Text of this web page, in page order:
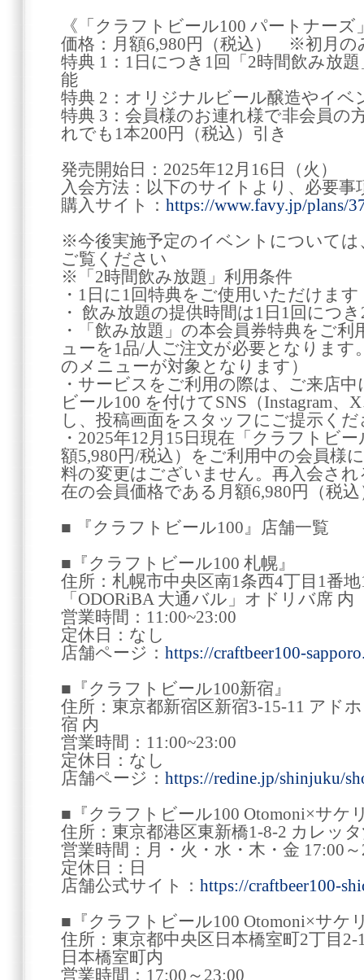
《「クラフトビール100 パートナーズ
価格：月額6,980円（税込） ※初月の
特典 1：1日につき1回「2時間飲み放
能
特典 2：オリジナルビール醸造やイベ
特典 3：会員様のお連れ様で非会員の
れでも1本200円（税込）引き
発売開始日：2025年12月16日（火）
入会方法：以下のサイトより、必要
購入サイト： https://www.favy.jp/plans/
※今後実施予定のイベントについて
ご覧ください
※「2時間飲み放題」利用条件
・1日に1回特典をご使用いただけます
・ 飲み放題の提供時間は1日1回につ
・「飲み放題」の本会員券特典をご
ューを1品/人ご注文が必要となります
のメニューが対象となります）
・サービスをご利用の際は、ご来店
ビール100 を付けてSNS（Instagram、
し、投稿画面をスタッフにご提示くだ
・2025年12月15日現在「クラフトビ
額5,980円/税込）をご利用中の会員様
料の変更はございません。再入会さ
在の会員価格である月額6,980円（税
■ 『クラフトビール100』店舗一覧
■『クラフトビール100 札幌』
住所：札幌市中央区南1条西4丁目1番
「ODORiBA 大通バル」オドリバ席 内
営業時間：11:00~23:00
定休日：なし
店舗ページ： https://craftbeer100-
■『クラフトビール100新宿』
住所：東京都新宿区新宿3-15-11 アド
宿 内
営業時間：11:00~23:00
定休日：なし
店舗ページ： https://redine.jp/shinjuku/
■『クラフトビール100 Otomoni×サケ
住所：東京都港区東新橋1-8-2 カレッ
営業時間：月・火・水・木・金 17:00
定休日：日
店舗公式サイト： https://craftbeer100-
■『クラフトビール100 Otomoni×サケ
住所：東京都中央区日本橋室町2丁目2-
日本橋室町内
営業時間：17:00～23:00